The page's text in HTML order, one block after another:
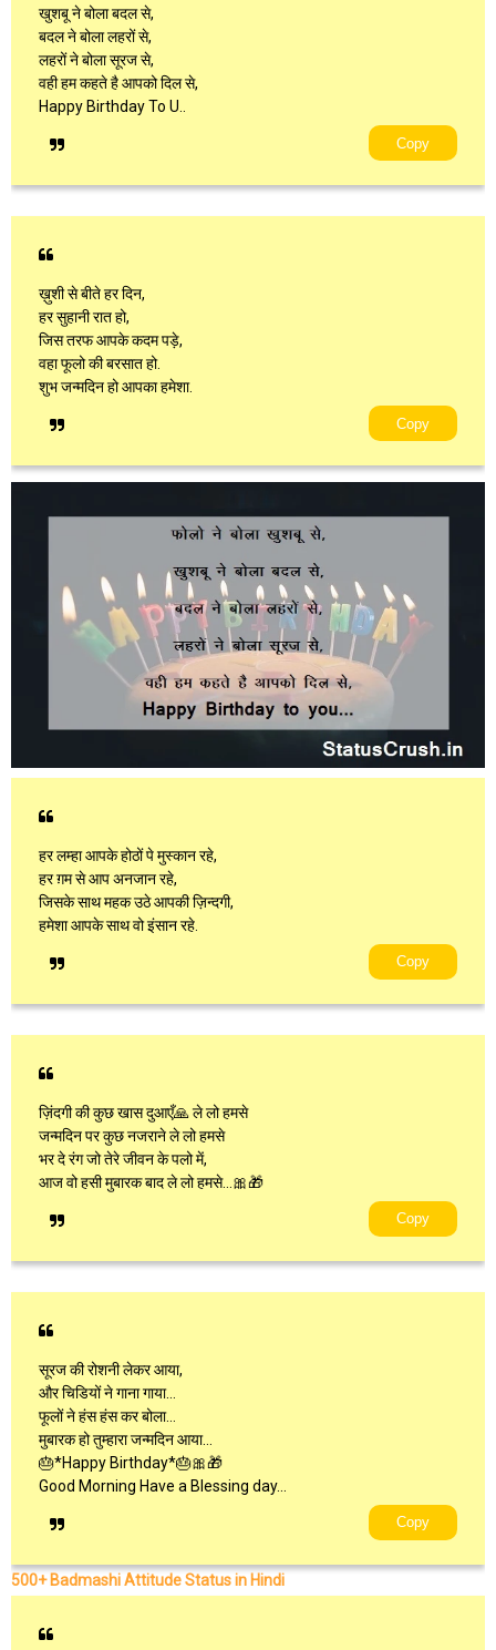
खुशबू ने बोला बदल से,
बदल ने बोला लहरों से,
लहरों ने बोला सूरज से,
वही हम कहते है आपको दिल से,
Happy Birthday To U..
Copy
ख़ुशी से बीते हर दिन,
हर सुहानी रात हो,
जिस तरफ आपके कदम पड़े,
वहा फूलो की बरसात हो.
शुभ जन्मदिन हो आपका हमेशा.
Copy
हर लम्हा आपके होठों पे मुस्कान रहे,
हर ग़म से आप अनजान रहे,
जिसके साथ महक उठे आपकी ज़िन्दगी,
हमेशा आपके साथ वो इंसान रहे.
Copy
ज़िंदगी की कुछ खास दुआएँ🙏 ले लो हमसे
जन्मदिन पर कुछ नजराने ले लो हमसे
भर दे रंग जो तेरे जीवन के पलो में,
आज वो हसी मुबारक बाद ले लो हमसे…🎀🎁
Copy
सूरज की रोशनी लेकर आया,
और चिडियों ने गाना गाया…
फूलों ने हंस हंस कर बोला…
मुबारक हो तुम्हारा जन्मदिन आया…
🎂*Happy Birthday*🎂🎀🎁
Good Morning Have a Blessing day…
Copy
500+ Badmashi Attitude Status in Hindi